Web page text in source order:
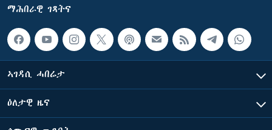
ማሕበራዊ ገጻትና
ኣገዳሲ ሓበሬታ
ዕለታዊ ዜና